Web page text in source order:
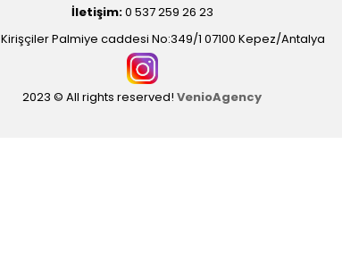
İletişim:0 537 259 26 23
Kirişçiler Palmiye caddesi No:349/1 07100 Kepez/Antalya
2023 © All rights reserved! VenioAgency